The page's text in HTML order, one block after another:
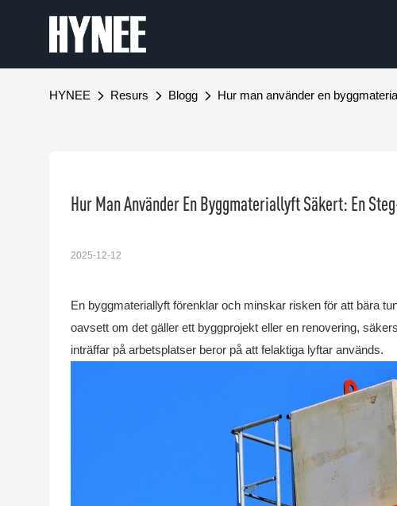
HYNEE Resurs Blogg Hur man använder en
Hur Man Använder En Byggmateriallyft Säkert: En
2025-12-12
En byggmateriallyft förenklar och minskar risken för att bära
oavsett om det gäller ett byggprojekt eller en renovering,
inträffar på arbetsplatser beror på att felaktiga lyftar används.